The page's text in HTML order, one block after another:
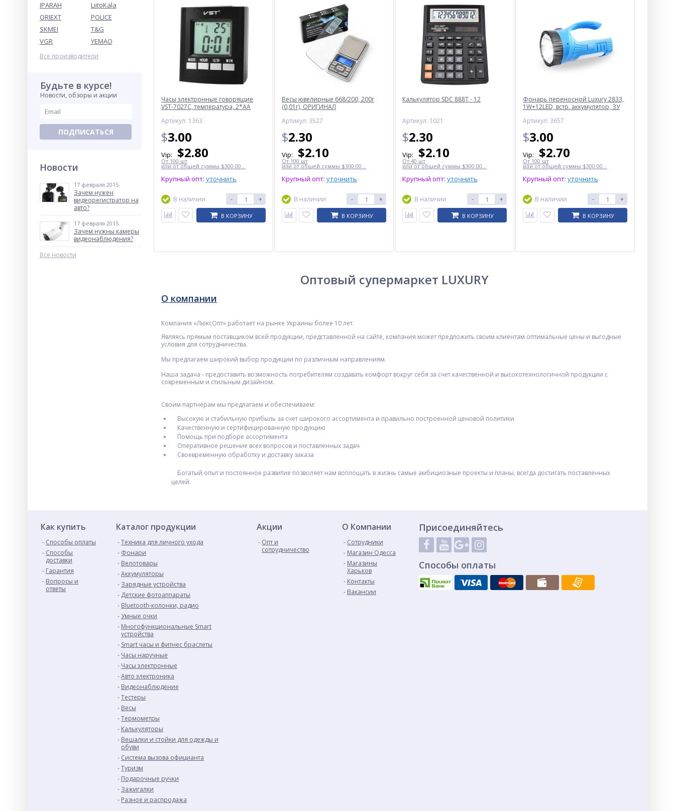
IPARAH
LiitoKala
ORIEXT
POLICE
SKMEI
T&G
VGR
YEMAO
Все производители
Будьте в курсе!
Новости, обзоры и акции
ПОДПИСАТЬСЯ
Новости
17 февраля 2015
Зачем нужен
видеорегистратор на
авто?
17 февраля 2015
Зачем нужны камеры
видеонаблюдения?
Все новости
Часы электронные говорящие
VST-7027С, температура, 2*AA
Артикул: 1363
$3.00
Vip: $2.80
От 100 шт
или от общей суммы $300.00...
Крупный опт: уточнить
В наличии - +
В КОРЗИНУ
Весы ювелирные 668/200, 200г
(0,01г), ОРИГИНАЛ
Артикул: 3527
$2.30
Vip: $2.10
От 100 шт
или от общей суммы $300.00...
Крупный опт: уточнить
В наличии - +
В КОРЗИНУ
Калькулятор SDC 888T - 12
Артикул: 1021
$2.30
Vip: $2.10
От 40 шт
или от общей суммы $300.00...
Крупный опт: уточнить
В наличии - +
В КОРЗИНУ
Фонарь переносной Luxury 2833,
1W+12LED, встр. аккумулятор, ЗУ
Артикул: 3657
$3.00
Vip: $2.70
От 100 шт
или от общей суммы $300.00...
Крупный опт: уточнить
В наличии - +
В КОРЗИНУ
Оптовый супермаркет LUXURY
О компании
Компания «ЛюксОпт» работает на рынке Украины более 10 лет.
Являясь прямым поставщиком всей продукции, представленной на сайте, компания может предложить своим клиентам оптимальные цены и выгодные
условия для сотрудничества.
Мы предлагаем широкий выбор продукции по различным направлениям.
Наша задача - предоставить возможность потребителям создавать комфорт вокруг себя за счет качественной и высокотехнологичной продукции с
современным и стильным дизайном.
Своим партнерам мы предлагаем и обеспечиваем:
Высокую и стабильную прибыль за счет широкого ассортимента и правильно построенной ценовой политики
Качественную и сертифицированную продукцию
Помощь при подборе ассортимента
Оперативное решение всех вопросов и поставленных задач
Своевременную обработку и доставку заказа
Богатый опыт и постоянное развитие позволяет нам воплощать в жизнь самые амбициозные проекты и планы, всегда достигать поставленных
целей.
Как купить
Способы оплаты
Способы
доставки
Гарантия
Вопросы и
ответы
Каталог продукции
Техника для личного ухода
Фонари
Велотовары
Аккумуляторы
Зарядные устройства
Детские фотоаппараты
Bluetooth-колонки, радио
Умные очки
Многофункциональные Smart
устройства
Smart часы и фитнес браслеты
Часы наручные
Часы электронные
Авто электроника
Видеонаблюдение
Тестеры
Весы
Термометры
Калькуляторы
Вешалки и стойки для одежды и
обуви
Система вызова официанта
Туризм
Подарочные ручки
Зажигалки
Разное и раcпродажа
Акции
Опт и
сотрудничество
О Компании
Сотрудники
Магазин Одесса
Магазины
Харьков
Контакты
Вакансии
Присоединяйтесь
Способы оплаты